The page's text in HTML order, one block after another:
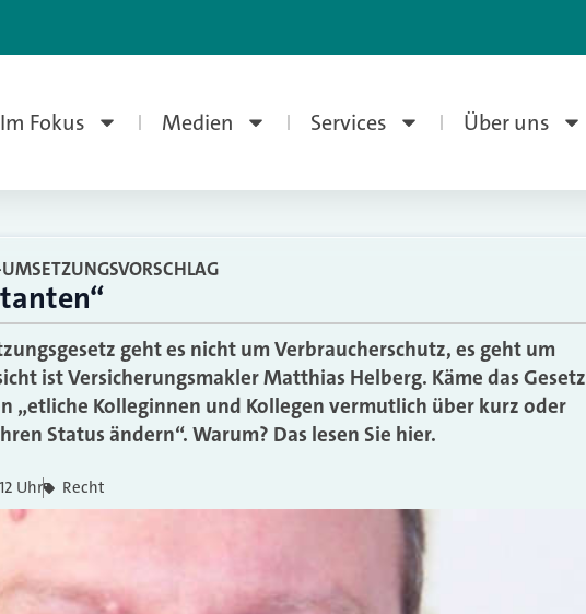
Im Fokus Medien Services Über uns
geht es nicht um Verbraucherschutz, es geht um
ist Versicherungsmakler Matthias Helberg. Käme das Gesetz
„etliche Kolleginnen und Kollegen vermutlich über kurz oder
Status ändern“. Warum? Das lesen Sie hier.
Uhr Recht